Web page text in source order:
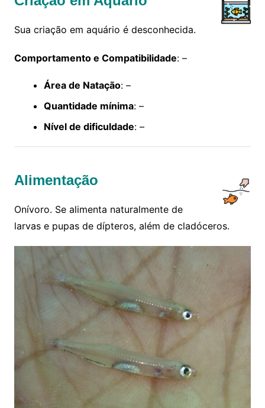
Sua criação em aquário é desconhecida.
Comportamento e Compatibilidade: –
Área de Natação: –
Quantidade mínima: –
Nível de dificuldade: –
Alimentação
Onívoro. Se alimenta naturalmente de
larvas e pupas de dípteros, além de cladóceros.